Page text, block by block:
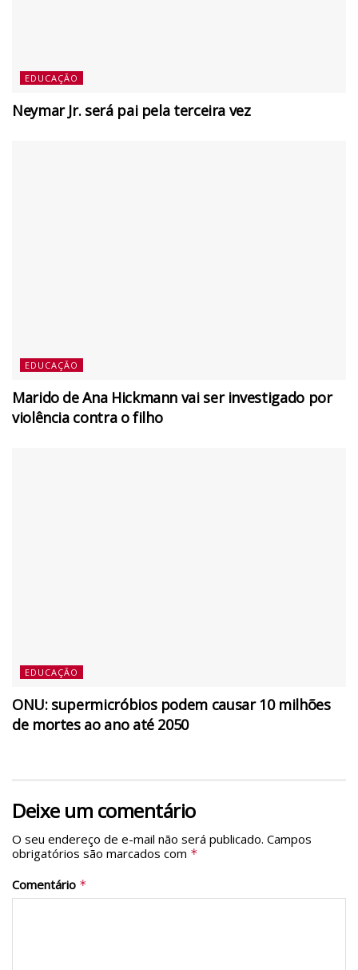
EDUCAÇÃO
Neymar Jr. será pai pela terceira vez
EDUCAÇÃO
Marido de Ana Hickmann vai ser investigado por
violência contra o filho
EDUCAÇÃO
ONU: supermicróbios podem causar 10 milhões
de mortes ao ano até 2050
Deixe um comentário
O seu endereço de e-mail não será publicado. Campos
obrigatórios são marcados com *
Comentário *